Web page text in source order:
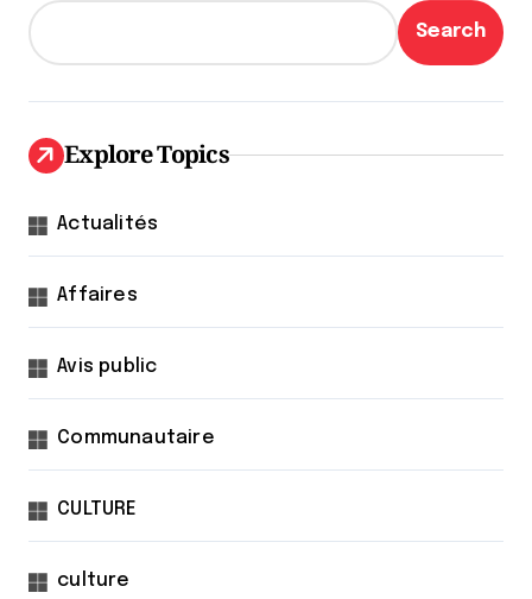
Search
Explore Topics
Actualités
Affaires
Avis public
Communautaire
CULTURE
culture